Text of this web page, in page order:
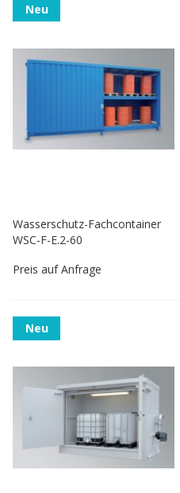
Neu
Wasserschutz-Fachcontainer
WSC-F-E.2-60
Preis auf Anfrage
Neu